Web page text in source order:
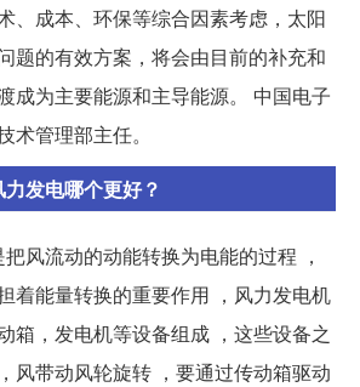
、成本、环保等综合因素考虑，太阳
题的有效方案，将会由目前的补充和
成为主要能源和主导能源。 中国电子
术管理部主任。
发电哪个更好？
风流动的动能转换为电能的过程 ，
着能量转换的重要作用 ，风力发电机
箱，发电机等设备组成 ，这些设备之
风带动风轮旋转 ，要通过传动箱驱动